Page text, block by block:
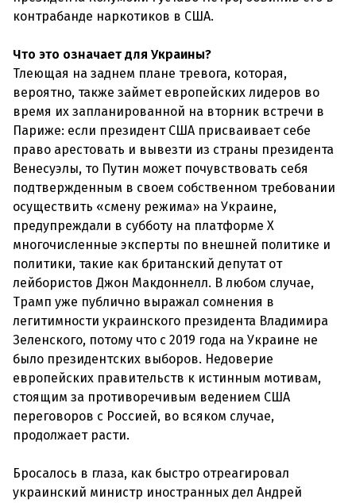
контрабанде наркотиков в США.
Что это означает для Украины?
Тлеющая на заднем плане тревога, которая,
вероятно, также займет европейских лидеров во
время их запланированной на вторник встречи в
Париже: если президент США присваивает себе
право арестовать и вывезти из страны президента
Венесуэлы, то Путин может почувствовать себя
подтвержденным в своем собственном требовании
осуществить «смену режима» на Украине,
предупреждали в субботу на платформе X
многочисленные эксперты по внешней политике и
политики, такие как британский депутат от
лейбористов Джон Макдоннелл. В любом случае,
Трамп уже публично выражал сомнения в
легитимности украинского президента Владимира
Зеленского, потому что с 2019 года на Украине не
было президентских выборов. Недоверие
европейских правительств к истинным мотивам,
стоящим за противоречивым ведением США
переговоров с Россией, во всяком случае,
продолжает расти.
Бросалось в глаза, как быстро отреагировал
украинский министр иностранных дел Андрей